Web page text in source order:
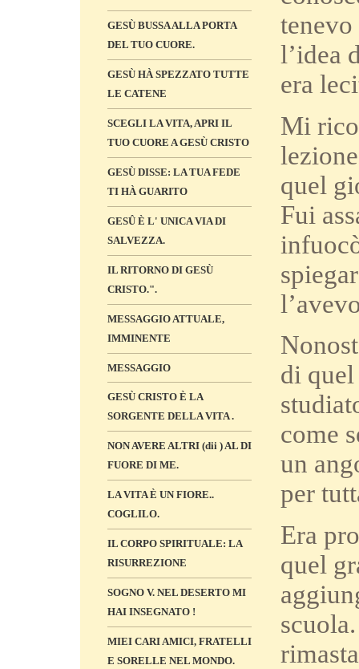
GESÙ BUSSA ALLA PORTA
DEL TUO CUORE.
GESÙ HÀ SPEZZATO TUTTE
LE CATENE
SCEGLI LA VITA, APRI IL
TUO CUORE A GESÙ CRISTO
GESÙ DISSE: LA TUA FEDE
TI HÀ GUARITO
GESÛ È L' UNICA VIA DI
SALVEZZA.
IL RITORNO DI GESÙ
CRISTO.".
MESSAGGIO ATTUALE,
IMMINENTE
MESSAGGIO
GESÙ CRISTO È LA
SORGENTE DELLA VITA .
NON AVERE ALTRI (dii ) AL DI
FUORE DI ME.
LA VITA È UN FIORE..
COGLILO.
IL CORPO SPIRITUALE: LA
RISURREZIONE
SOGNO V. NEL DESERTO MI
HAI INSEGNATO !
MIEI CARI AMICI, FRATELLI
E SORELLE NEL MONDO.
l’idea
era
Mi
quel
Fui
di
come
un
per
Era
quel